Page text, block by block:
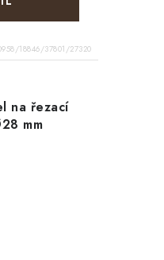
18846/37801/27320
na řezací
mm